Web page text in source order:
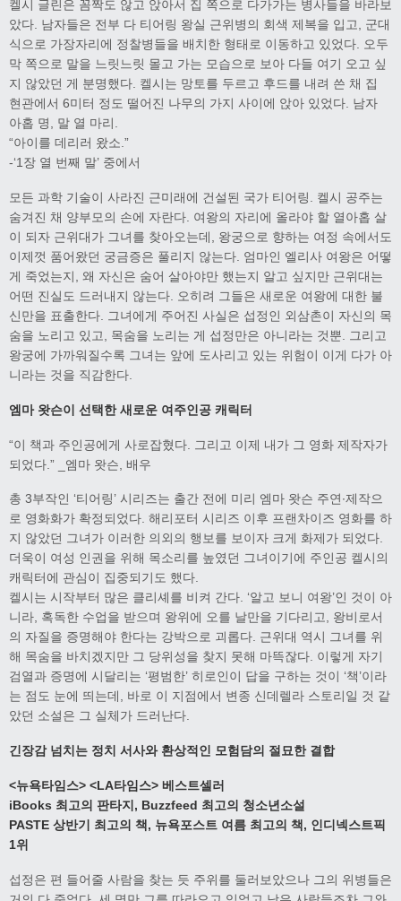
켈시 글린은 꼼짝도 않고 앉아서 집 쪽으로 다가가는 병사들을 바라보
았다. 남자들은 전부 다 티어링 왕실 근위병의 회색 제복을 입고, 군대
식으로 가장자리에 정찰병들을 배치한 형태로 이동하고 있었다. 오두
막 쪽으로 말을 느릿느릿 몰고 가는 모습으로 보아 다들 여기 오고 싶
지 않았던 게 분명했다. 켈시는 망토를 두르고 후드를 내려 쓴 채 집
현관에서 6미터 정도 떨어진 나무의 가지 사이에 앉아 있었다. 남자
아홉 명, 말 열 마리.
“아이를 데리러 왔소.”
-‘1장 열 번째 말’ 중에서
모든 과학 기술이 사라진 근미래에 건설된 국가 티어링. 켈시 공주는
숨겨진 채 양부모의 손에 자란다. 여왕의 자리에 올라야 할 열아홉 살
이 되자 근위대가 그녀를 찾아오는데, 왕궁으로 향하는 여정 속에서도
이제껏 품어왔던 궁금증은 풀리지 않는다. 엄마인 엘리사 여왕은 어떻
게 죽었는지, 왜 자신은 숨어 살아야만 했는지 알고 싶지만 근위대는
어떤 진실도 드러내지 않는다. 오히려 그들은 새로운 여왕에 대한 불
신만을 표출한다. 그녀에게 주어진 사실은 섭정인 외삼촌이 자신의 목
숨을 노리고 있고, 목숨을 노리는 게 섭정만은 아니라는 것뿐. 그리고
왕궁에 가까워질수록 그녀는 앞에 도사리고 있는 위험이 이게 다가 아
니라는 것을 직감한다.
엠마 왓슨이 선택한 새로운 여주인공 캐릭터
“이 책과 주인공에게 사로잡혔다. 그리고 이제 내가 그 영화 제작자가
되었다.” _엠마 왓슨, 배우
총 3부작인 ‘티어링’ 시리즈는 출간 전에 미리 엠마 왓슨 주연·제작으
로 영화화가 확정되었다. 해리포터 시리즈 이후 프랜차이즈 영화를 하
지 않았던 그녀가 이러한 의외의 행보를 보이자 크게 화제가 되었다.
더욱이 여성 인권을 위해 목소리를 높였던 그녀이기에 주인공 켈시의
캐릭터에 관심이 집중되기도 했다.
켈시는 시작부터 많은 클리셰를 비켜 간다. ‘알고 보니 여왕’인 것이 아
니라, 혹독한 수업을 받으며 왕위에 오를 날만을 기다리고, 왕비로서
의 자질을 증명해야 한다는 강박으로 괴롭다. 근위대 역시 그녀를 위
해 목숨을 바치겠지만 그 당위성을 찾지 못해 마뜩잖다. 이렇게 자기
검열과 증명에 시달리는 ‘평범한’ 히로인이 답을 구하는 것이 ‘책’이라
는 점도 눈에 띄는데, 바로 이 지점에서 변종 신데렐라 스토리일 것 같
았던 소설은 그 실체가 드러난다.
긴장감 넘치는 정치 서사와 환상적인 모험담의 절묘한 결합
<뉴욕타임스> <LA타임스> 베스트셀러
iBooks 최고의 판타지 , Buzzfeed 최고의 청소년소설
PASTE 상반기 최고의 책, 뉴욕포스트 여름 최고의 책, 인디넥스트픽
1위
섭정은 편 들어줄 사람을 찾는 듯 주위를 둘러보았으나 그의 위병들은